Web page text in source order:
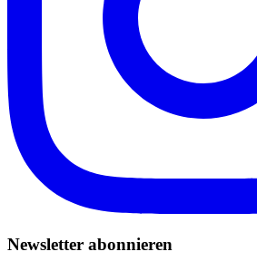
Newsletter abonnieren